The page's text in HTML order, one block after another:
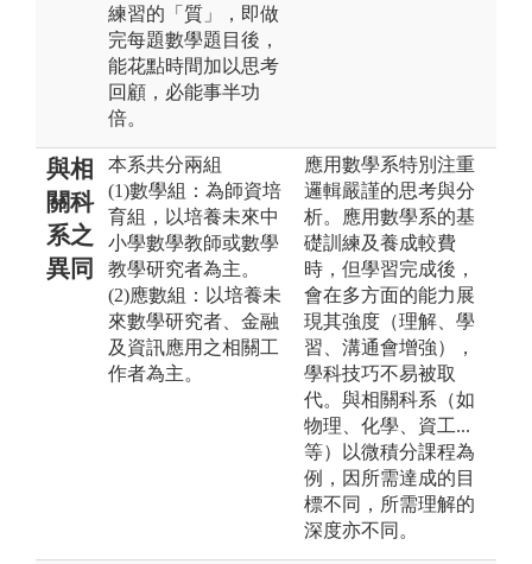
練習的「質」，即做
完每題數學題目後，
能花點時間加以思考
回顧，必能事半功
倍。
與相
關科
系之
異同
本系共分兩組
(1)數學組：為師資培
育組，以培養未來中
小學數學教師或數學
教學研究者為主。
(2)應數組：以培養未
來數學研究者、金融
及資訊應用之相關工
作者為主。
應用數學系特別注重
邏輯嚴謹的思考與分
析。應用數學系的基
礎訓練及養成較費
時，但學習完成後，
會在多方面的能力展
現其強度（理解、學
習、溝通會增強），
學科技巧不易被取
代。與相關科系（如
物理、化學、資工...
等）以微積分課程為
例，因所需達成的目
標不同，所需理解的
深度亦不同。